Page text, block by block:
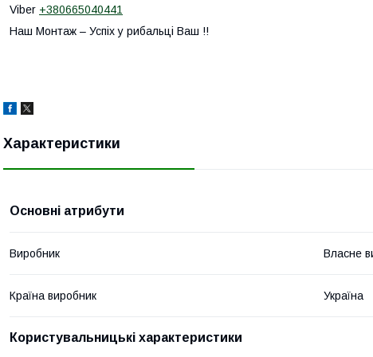
Viber +380665040441
Наш Монтаж – Успіх у рибальці Ваш !!
Характеристики
Основні атрибути
Виробник Власне
Країна виробник Україна
Користувальницькі характеристики